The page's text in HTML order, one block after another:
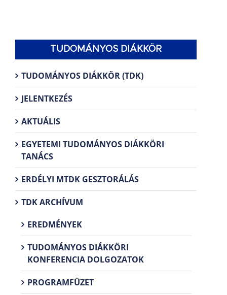
TUDOMÁNYOS DIÁKKÖR
TUDOMÁNYOS DIÁKKÖR (TDK)
JELENTKEZÉS
AKTUÁLIS
EGYETEMI TUDOMÁNYOS DIÁKKÖRI
TANÁCS
ERDÉLYI MTDK GESZTORÁLÁS
TDK ARCHÍVUM
EREDMÉNYEK
TUDOMÁNYOS DIÁKKÖRI
KONFERENCIA DOLGOZATOK
PROGRAMFÜZET